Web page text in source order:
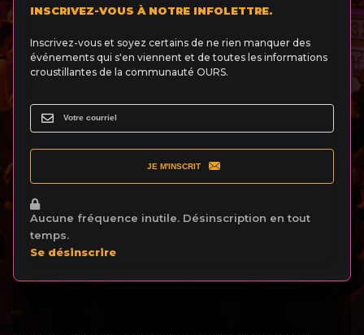
INSCRIVEZ-VOUS À NOTRE INFOLETTRE.
Inscrivez-vous et soyez certains de ne rien manquer des
événements qui s'en viennent et de toutes les informations
croustillantes de la communauté OURS.
JE M'INSCRIT
Aucune fréquence inutile. Désinscription en tout
temps.
Se désinscrire